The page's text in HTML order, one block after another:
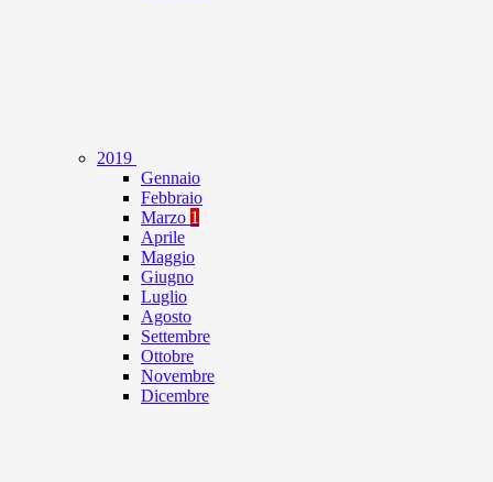
2019
Gennaio
Febbraio
Marzo 1
Aprile
Maggio
Giugno
Luglio
Agosto
Settembre
Ottobre
Novembre
Dicembre